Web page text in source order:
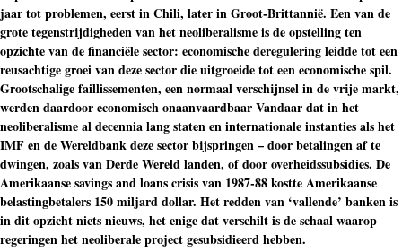
jaar tot problemen, eerst in Chili, later in Groot-Brittannië. Een van de
grote tegenstrijdigheden van het neoliberalisme is de opstelling ten
opzichte van de financiële sector: economische deregulering leidde tot een
reusachtige groei van deze sector die uitgroeide tot een economische spil.
Grootschalige faillissementen, een normaal verschijnsel in de vrije markt,
werden daardoor economisch onaanvaardbaar Vandaar dat in het
neoliberalisme al decennia lang staten en internationale instanties als het
IMF en de Wereldbank deze sector bijspringen – door betalingen af te
dwingen, zoals van Derde Wereld landen, of door overheidssubsidies. De
Amerikaanse savings and loans crisis van 1987-88 kostte Amerikaanse
belastingbetalers 150 miljard dollar. Het redden van ‘vallende’ banken is
in dit opzicht niets nieuws, het enige dat verschilt is de schaal waarop
regeringen het neoliberale project gesubsidieerd hebben.